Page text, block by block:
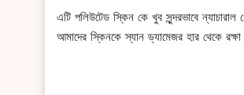
এটি পলিউটেড স্কিন কে খুব সুন্দরভাবে
আমাদের স্কিনকে স্যান ড্যামেজর হার থেকে